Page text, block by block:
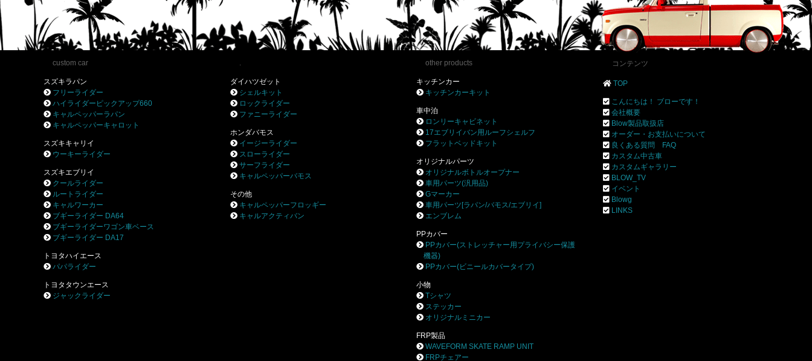
custom car
スズキラパン
フリーライダー
ハイライダーピックアップ660
キャルペッパーラパン
キャルペッパーキャロット
スズキキャリイ
ウーキーライダー
スズキエブリイ
クールライダー
ルートライダー
キャルワーカー
ブギーライダー DA64
ブギーライダーワゴン車ベース
ブギーライダー DA17
トヨタハイエース
パパライダー
トヨタタウンエース
ジャックライダー
.
ダイハツゼット
シェルキット
ロックライダー
ファニーライダー
ホンダバモス
イージーライダー
スローライダー
サーフライダー
キャルペッパーバモス
その他
キャルペッパーフロッギー
キャルアクティバン
other products
キッチンカー
キッチンカーキット
車中泊
ロンリーキャビネット
17エブリイバン用ルーフシェルフ
フラットベッドキット
オリジナルパーツ
オリジナルボトルオープナー
車用パーツ(汎用品)
Gマーカー
車用パーツ[ラパン/バモス/エブリイ]
エンブレム
PPカバー
PPカバー(ストレッチャー用プライバシー保護
機器)
PPカバー(ビニールカバータイプ)
小物
Tシャツ
ステッカー
オリジナルミニカー
FRP製品
WAVEFORM SKATE RAMP UNIT
FRPチェアー
コンテンツ
TOP
こんにちは！ ブローです！
会社概要
Blow製品取扱店
オーダー・お支払いについて
良くある質問 FAQ
カスタム中古車
カスタムギャラリー
BLOW_TV
イベント
Blowg
LINKS